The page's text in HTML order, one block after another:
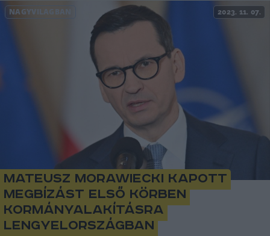
NAGYVILÁGBAN 2023. 11. 07.
Mateusz Morawiecki kapott
megbízást első körben
kormányalakításra
Lengyelországban